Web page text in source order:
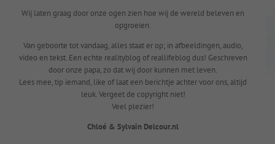
Wij laten graag door onze ogen zien hoe wij de wereld beleven en
opgroeien.
Van geboorte tot vandaag, alles staat er op; in afbeeldingen, audio,
video en tekst. Een echte realityblog of reallifeblog dus! Geschreven
door onze papa, zo dat wij door kunnen met leven.
Lees mee, tip iemand, like of laat een berichtje achter voor ons, altijd
leuk. Vergeet de copyright niet!
Veel plezier!
Chloé & Sylvain Delcour.nl